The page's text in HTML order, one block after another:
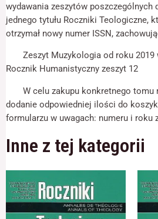
wydawania zeszytów poszczególnych
jednego tytułu Roczniki Teologiczne,
otrzymał nowy numer ISSN,
Zeszyt Muzykologia od roku 2019
Rocznik Humanistyczny zeszyt 12
W celu zakupu konkretnego tomu
dodanie odpowiedniej ilości do
formularzu w uwagach: numeru i roku
Inne z tej kategorii